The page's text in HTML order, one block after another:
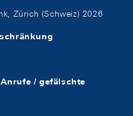
Zürich (Schweiz) 2026
/ gefälschte